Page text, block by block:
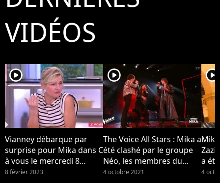
VIDÉOS
player2
Vianney débarque par
surprise pour Mika dans C
à vous le mercredi 8
février 2023 sur France 5...
8 février 2023
player2
The Voice All Stars : Mika a
été clashé par le groupe
Néo, les membres du
groupe se disent "surpris"
4 octobre 2021
player2
a
Néo
4